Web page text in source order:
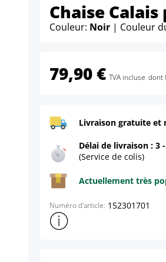
Chaise
Couleur: Noir | Couleur
79,90 € TVA incluse dont
Livraison gratuite et
Délai de livraison : 3
(Service de colis)
Actuellement très
Numéro d'article: 152301701
Afficher plus d'informations